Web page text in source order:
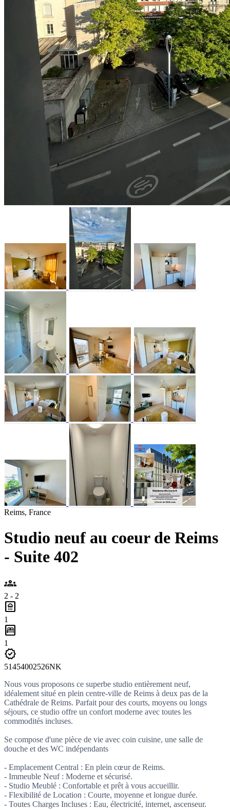
Reims, France
Studio neuf au coeur de Reims
- Suite 402
groups
2 - 2
bathroom
1
bedroom_parent
1
verified
51454002526NK
Nous vous proposons ce superbe studio entièrement neuf,
idéalement situé en plein centre-ville de Reims à deux pas de la
Cathédrale de Reims. Parfait pour des courts, moyens ou longs
séjours, ce studio offre un confort moderne avec toutes les
commodités incluses.
Se compose d'une pièce de vie avec coin cuisine, une salle de
douche et des WC indépendants
- Emplacement Central : En plein cœur de Reims.
- Immeuble Neuf : Moderne et sécurisé.
- Studio Meublé : Confortable et prêt à vous accueillir.
- Flexibilité de Location : Courte, moyenne et longue durée.
- Toutes Charges Incluses : Eau, électricité, internet, ascenseur.